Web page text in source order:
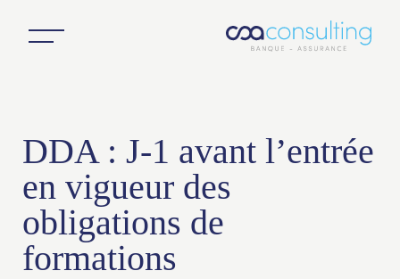
DDA : J-1 avant l’entrée
en vigueur des
obligations de
formations